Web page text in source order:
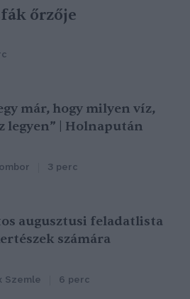
őrzője
már, hogy milyen víz,
legyen” | Holnapután
3 perc
augusztusi feladatlista
számára
Szemle 6 perc